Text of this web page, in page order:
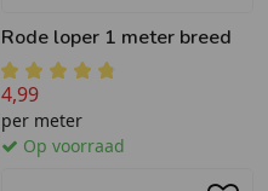
Rode loper 1 meter breed
4,99
per meter
Op voorraad